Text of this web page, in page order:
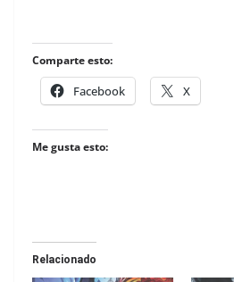
Comparte esto:
Facebook X
Me gusta esto:
Relacionado